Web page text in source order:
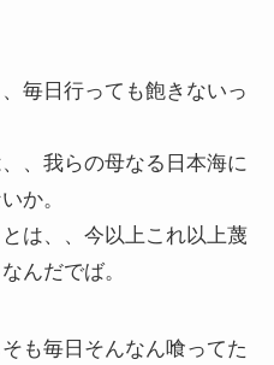
毎日行っても飽きないっ
、我らの母なる日本海に
か。
は、、今以上これ以上蔑
んだでば。
も毎日そんなん喰ってた